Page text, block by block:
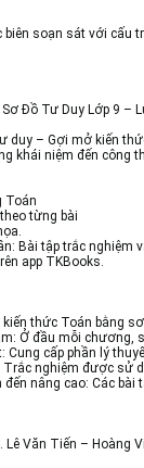
soạn sát với cấu
Đồ Tư Duy Lớp 9 –
duy – Gợi mở kiến
khái niệm đến công
Toán
từng bài
Bài tập trắc nghiệm
app TKBooks.
thức Toán bằng
Ở đầu mỗi chương,
Cung cấp phần lý
nghiệm được sử
nâng cao: Các
Lê Văn Tiến – Hoàng